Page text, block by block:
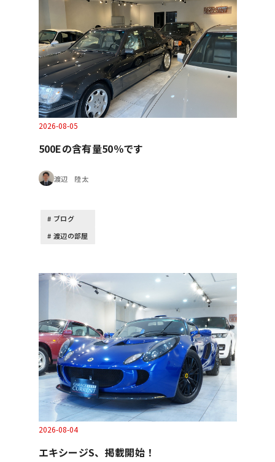
2026-08-05
500Eの含有量50％です
渡辺 陸太
ブログ
渡辺の部屋
2026-08-04
エキシージS、掲載開始！